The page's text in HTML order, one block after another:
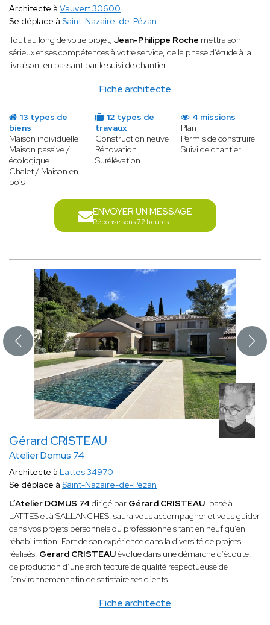
Fiche architecte
Architecte à Vauvert 30600
Se déplace à Saint-Nazaire-de-Pézan
Tout au long de votre projet, Jean-Philippe Roche mettra son
sérieux et ses compétences à votre service, de la phase d’étude à la
livraison, en passant par le suivi de chantier.
13 types de
biens
Maison individuelle
Maison passive /
écologique
Chalet / Maison en
bois
12 types de
travaux
Construction neuve
Rénovation
Surélévation
4 missions
Plan
Permis de construire
Suivi de chantier
ENVOYER UN MESSAGE
Réponse sous 72 heures
Gérard CRISTEAU
Atelier Domus 74
Fiche architecte
Architecte à Lattes 34970
Se déplace à Saint-Nazaire-de-Pézan
L’Atelier DOMUS 74 dirigé par Gérard CRISTEAU, basé à
LATTES et à SALLANCHES, saura vous accompagner et vous guider
dans vos projets personnels ou professionnels tant en neuf qu’en
réhabilitation. Fort de son expérience dans la diversité de projets
réalisés, Gérard CRISTEAUévolue dans une démarche d’écoute,
de production d’une architecture de qualité respectueuse de
l’environnement afin de satisfaire ses clients.